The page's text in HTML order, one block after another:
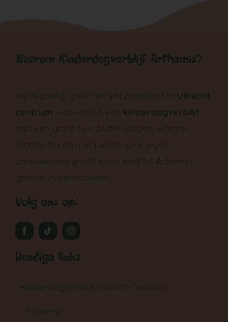
Waarom Kinderdagverblijf Arthemis?
Kleinschalig, groen en vol aandacht in Utrecht
centrum . Arthemis is een kinderdagverblijf
met een grote tuin, buiten slapen, warme
maaltijden en met ruimte voor eigen
ontwikkeling groeit ieder kind bij Arthemis
grootst in vertrouwen.
Volg ons op:
Handige links
Kinderdagverblijf Utrecht Centrum
Babygroep
GA NAAR DE PEUTERGROEP